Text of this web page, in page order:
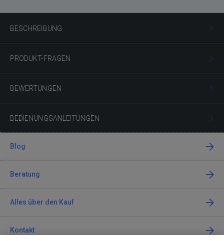
BESCHREIBUNG
PRODUKT-FRAGEN
BEWERTUNGEN
BEDIENUNGSANLEITUNGEN
Blog
Beratung
Alles über den Kauf
Kontakt